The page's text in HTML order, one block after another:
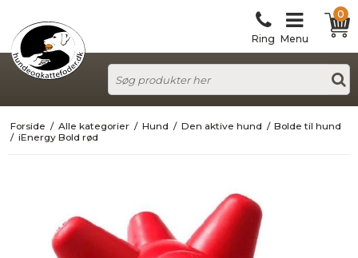
Ring Menu
0
Forside / Alle kategorier / Hund / Den aktive hund / Bolde til hund
/ iEnergy Bold rød